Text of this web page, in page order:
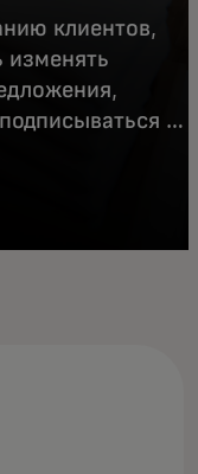
клиентов,
изменять
и